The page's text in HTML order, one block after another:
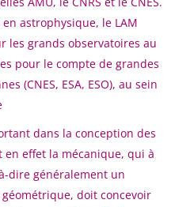
astrophysique, le LAM
les grands observatoires au
pour le compte de grandes
(CNES, ESA, ESO), au sein
dans la conception des
en effet la mécanique, qui à
dire généralement un
doit concevoir